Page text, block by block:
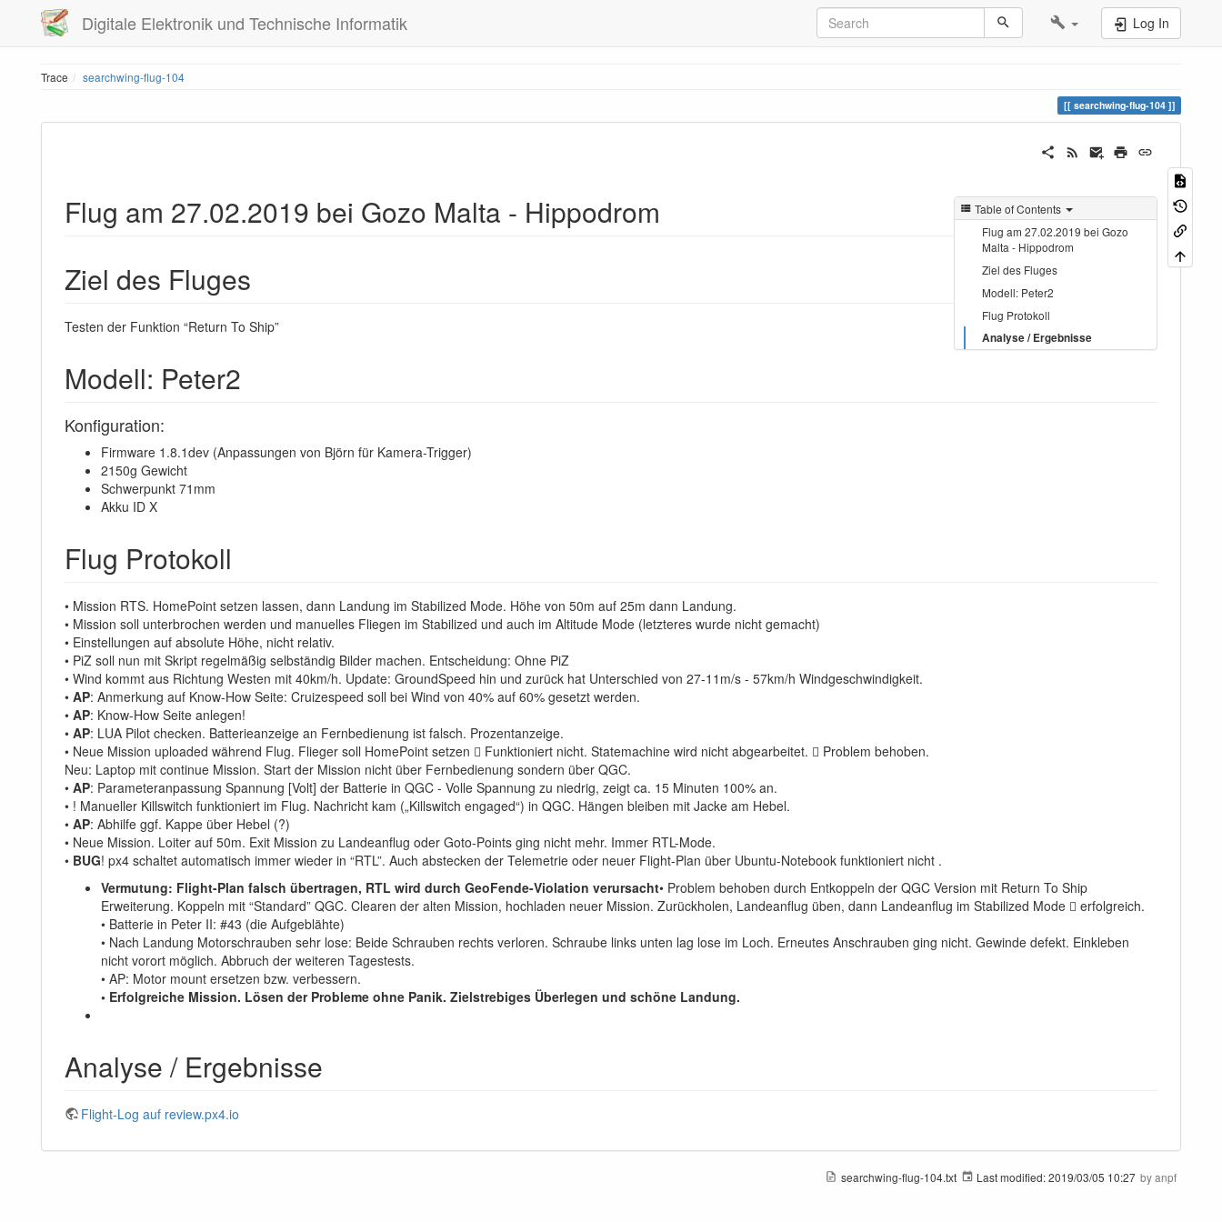
Digitale Elektronik und Technische Informatik Log In
Trace searchwing-flug-104
searchwing-flug-104
Table of Contents
Flug am 27.02.2019 bei Gozo
Malta - Hippodrom
Ziel des Fluges
Modell: Peter2
Flug Protokoll
Analyse / Ergebnisse
Flug am 27.02.2019 bei Gozo Malta - Hippodrom
Ziel des Fluges
Testen der Funktion “Return To Ship”
Modell: Peter2
Konfiguration:
Firmware 1.8.1dev (Anpassungen von Björn für Kamera-Trigger)
2150g Gewicht
Schwerpunkt 71mm
Akku ID X
Flug Protokoll
• Mission RTS. HomePoint setzen lassen, dann Landung im Stabilized Mode. Höhe von 50m auf 25m dann Landung.
• Mission soll unterbrochen werden und manuelles Fliegen im Stabilized und auch im Altitude Mode (letzteres wurde nicht gemacht)
• Einstellungen auf absolute Höhe, nicht relativ.
• PiZ soll nun mit Skript regelmäßig selbständig Bilder machen. Entscheidung: Ohne PiZ
• Wind kommt aus Richtung Westen mit 40km/h. Update: GroundSpeed hin und zurück hat Unterschied von 27-11m/s - 57km/h Windgeschwindigkeit.
• AP: Anmerkung auf Know-How Seite: Cruizespeed soll bei Wind von 40% auf 60% gesetzt werden.
• AP: Know-How Seite anlegen!
• AP: LUA Pilot checken. Batterieanzeige an Fernbedienung ist falsch. Prozentanzeige.
• Neue Mission uploaded während Flug. Flieger soll HomePoint setzen  Funktioniert nicht. Statemachine wird nicht abgearbeitet.  Problem behoben.
Neu: Laptop mit continue Mission. Start der Mission nicht über Fernbedienung sondern über QGC.
• AP: Parameteranpassung Spannung [Volt] der Batterie in QGC - Volle Spannung zu niedrig, zeigt ca. 15 Minuten 100% an.
• ! Manueller Killswitch funktioniert im Flug. Nachricht kam („Killswitch engaged“) in QGC. Hängen bleiben mit Jacke am Hebel.
• AP: Abhilfe ggf. Kappe über Hebel (?)
• Neue Mission. Loiter auf 50m. Exit Mission zu Landeanflug oder Goto-Points ging nicht mehr. Immer RTL-Mode.
• BUG! px4 schaltet automatisch immer wieder in “RTL”. Auch abstecken der Telemetrie oder neuer Flight-Plan über Ubuntu-Notebook funktioniert nicht .
Vermutung: Flight-Plan falsch übertragen, RTL wird durch GeoFende-Violation verursacht• Problem behoben durch Entkoppeln der QGC Version mit Return To Ship
Erweiterung. Koppeln mit “Standard” QGC. Clearen der alten Mission, hochladen neuer Mission. Zurückholen, Landeanflug üben, dann Landeanflug im Stabilized Mode  erfolgreich.
• Batterie in Peter II: #43 (die Aufgeblähte)
• Nach Landung Motorschrauben sehr lose: Beide Schrauben rechts verloren. Schraube links unten lag lose im Loch. Erneutes Anschrauben ging nicht. Gewinde defekt. Einkleben
nicht vorort möglich. Abbruch der weiteren Tagestests.
• AP: Motor mount ersetzen bzw. verbessern.
• Erfolgreiche Mission. Lösen der Probleme ohne Panik. Zielstrebiges Überlegen und schöne Landung.
Analyse / Ergebnisse
Flight-Log auf review.px4.io
searchwing-flug-104.txt Last modified:2019/03/05 10:27 byanpf